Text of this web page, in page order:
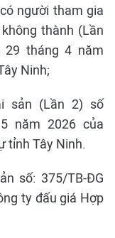
người tham gia
thành (Lần
29 tháng 4 năm
Ninh;
sản (Lần 2) số
năm 2026 của
tỉnh Tây Ninh.
số: 375/TB-ĐG
ty đấu giá Hợp